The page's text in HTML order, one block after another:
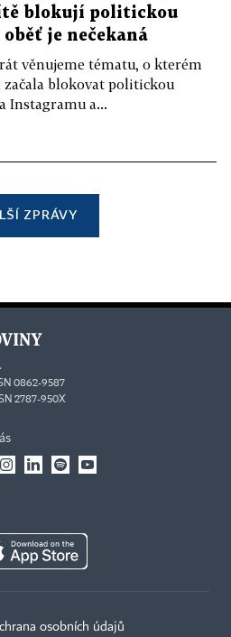
blokují politickou
je nečekaná
věnujeme tématu, o kterém
začala blokovat politickou
Instagramu a...
ZPRÁVY
0862-9587
2787-950X
osobních údajů